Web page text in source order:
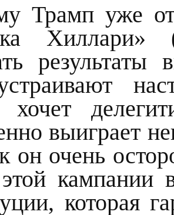
Трамп уже
Хиллари»
хочет
выиграет
он очень
кампании
которая